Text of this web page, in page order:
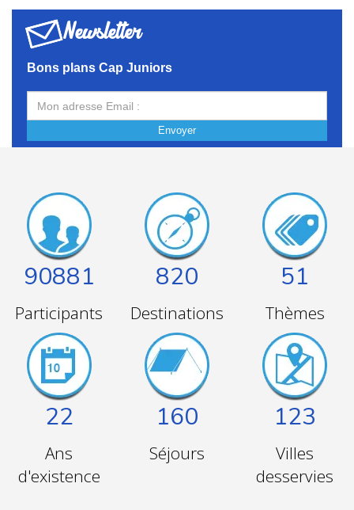
Newsletter
Bons plans Cap Juniors
Envoyer
90881
Participants
820
Destinations
51
Thèmes
22
Ans
d'existence
160
Séjours
123
Villes
desservies